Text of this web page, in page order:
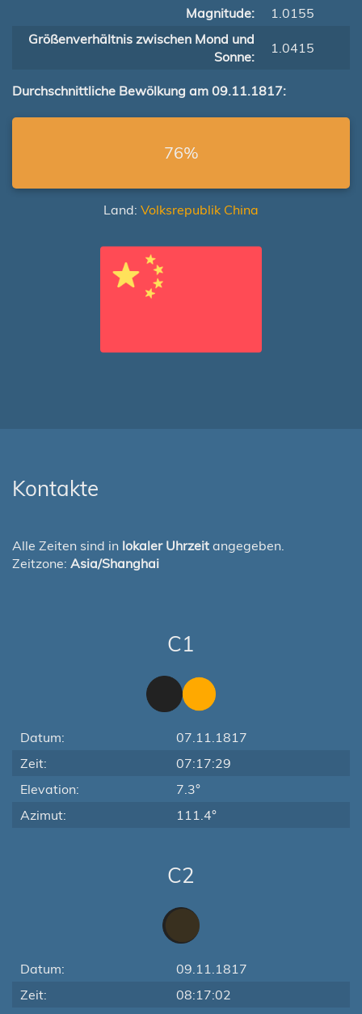
Magnitude:
1.0155
Größenverhältnis zwischen Mond und
Sonne:
1.0415
Durchschnittliche Bewölkung am 09.11.1817:
76%
Land: Volksrepublik China
Kontakte
Alle Zeiten sind in lokaler Uhrzeit angegeben.
Zeitzone: Asia/Shanghai
C1
Datum:
07.11.1817
Zeit:
07:17:29
Elevation:
7.3°
Azimut:
111.4°
C2
Datum:
09.11.1817
Zeit:
08:17:02